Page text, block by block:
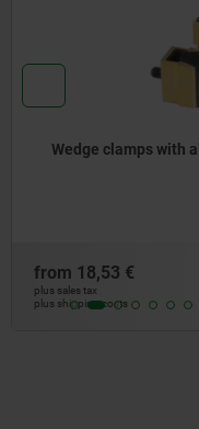
DETAILS